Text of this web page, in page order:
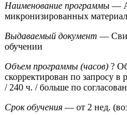
Наименование программы —
микронизированных
Выдаваемый документ —
обучении
Объем программы (часов) ?
скорректирован по запросу в
/ 240 ч. / больше по
Срок обучения — от 2 нед.